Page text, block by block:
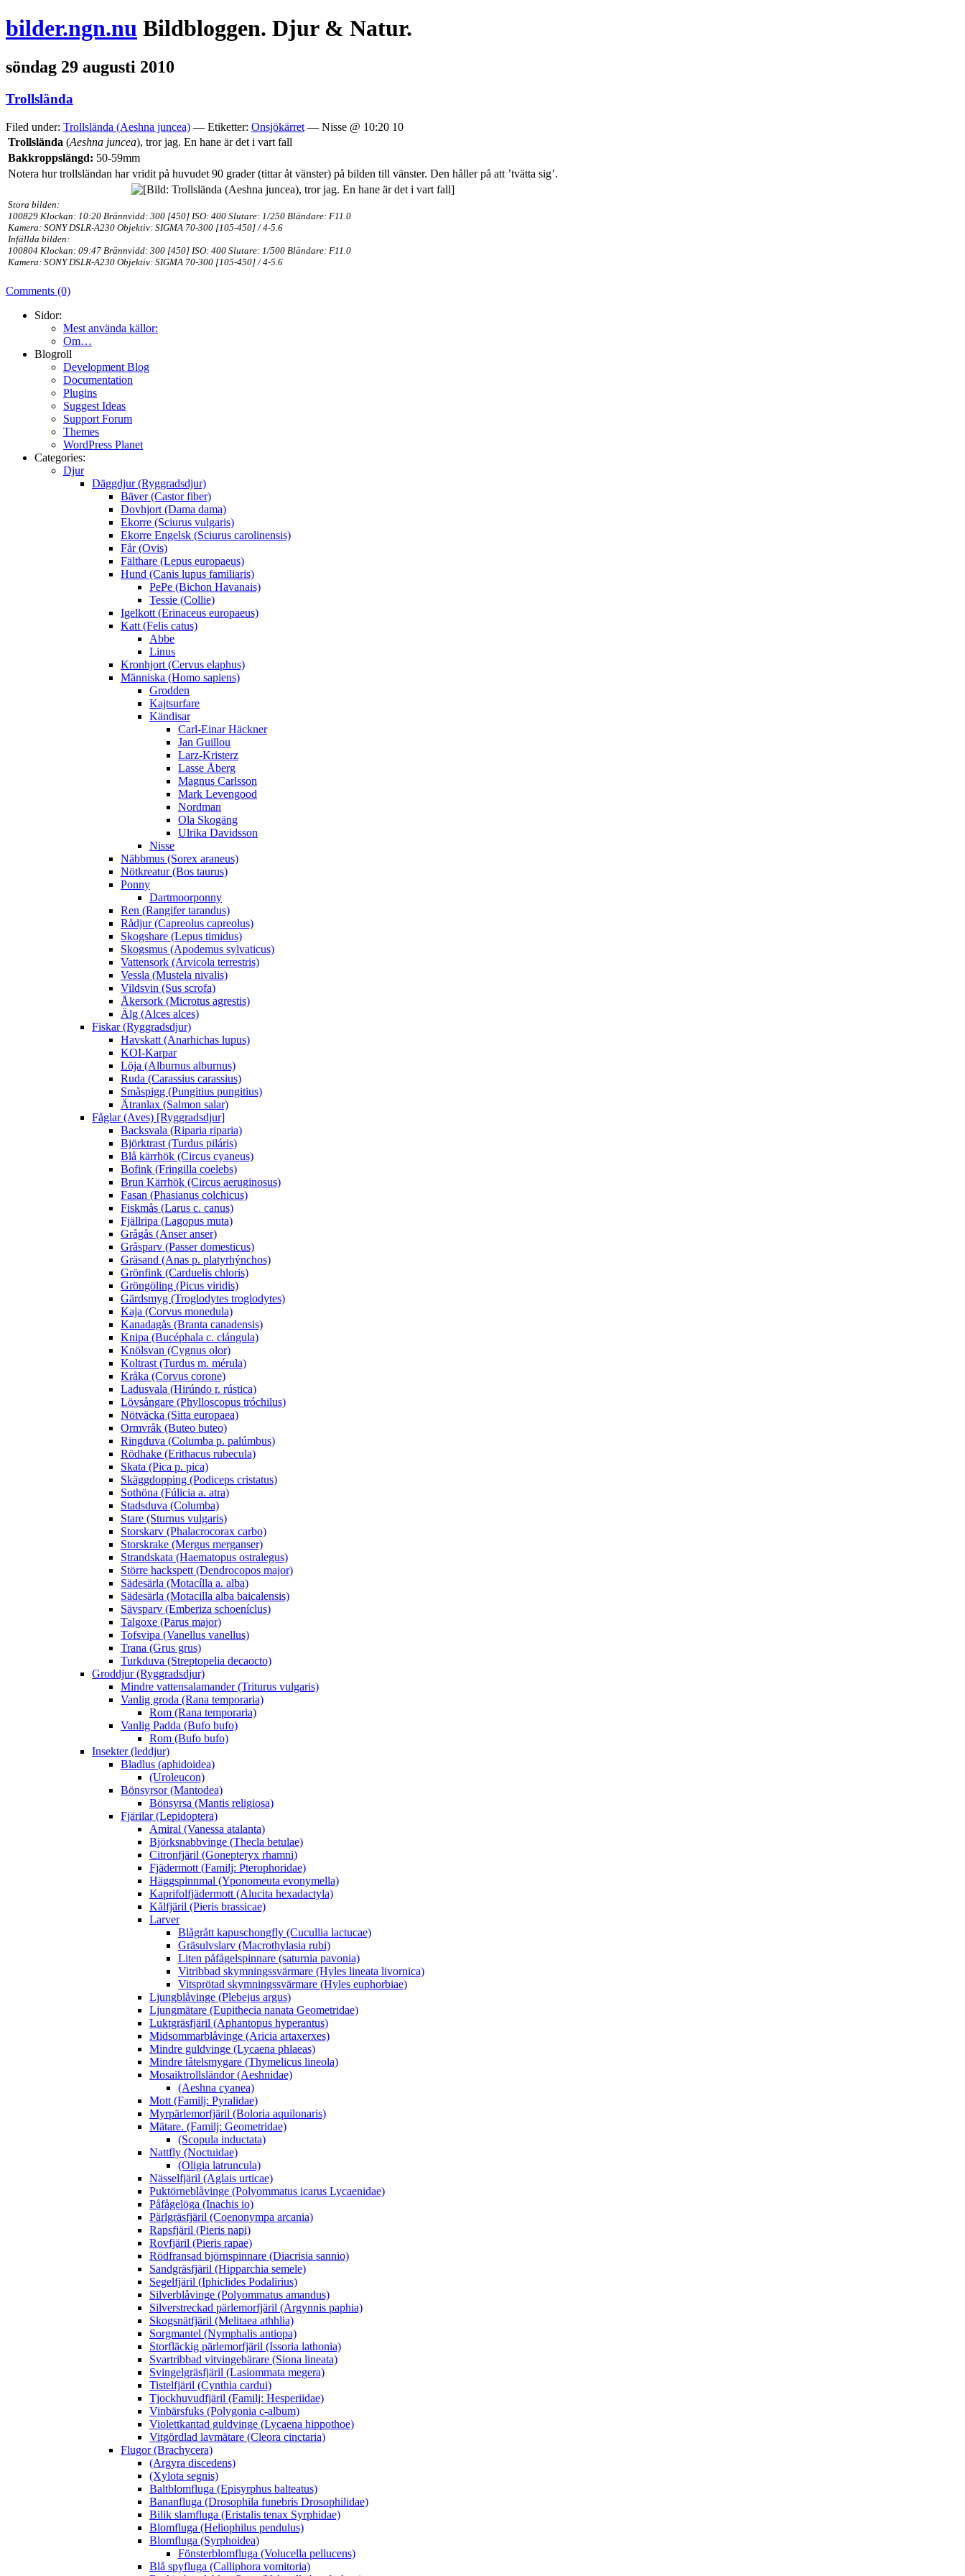
bilder.ngn.nu Bildbloggen. Djur & Natur.
söndag 29 augusti 2010
Trollslända
Filed under: Trollslända (Aeshna juncea) — Etiketter: Onsjökärret — Nisse @ 10:20 10
Trollslända (Aeshna juncea), tror jag. En hane är det i vart fall
Bakkroppslängd: 50-59mm
Notera hur trollsländan har vridit på huvudet 90 grader (tittar åt vänster) på bilden till vänster. Den håller på att ’tvätta sig’.
Stora bilden:
100829 Klockan: 10:20 Brännvidd: 300 [450] ISO: 400 Slutare: 1/250 Bländare: F11.0
Kamera: SONY DSLR-A230 Objektiv: SIGMA 70-300 [105-450] / 4-5.6
Infällda bilden:
100804 Klockan: 09:47 Brännvidd: 300 [450] ISO: 400 Slutare: 1/500 Bländare: F11.0
Kamera: SONY DSLR-A230 Objektiv: SIGMA 70-300 [105-450] / 4-5.6
Comments (0)
Sidor:
Mest använda källor:
Om…
Blogroll
Development Blog
Documentation
Plugins
Suggest Ideas
Support Forum
Themes
WordPress Planet
Categories:
Djur
Däggdjur (Ryggradsdjur)
Bäver (Castor fiber)
Dovhjort (Dama dama)
Ekorre (Sciurus vulgaris)
Ekorre Engelsk (Sciurus carolinensis)
Får (Ovis)
Fälthare (Lepus europaeus)
Hund (Canis lupus familiaris)
PePe (Bichon Havanais)
Tessie (Collie)
Igelkott (Erinaceus europaeus)
Katt (Felis catus)
Abbe
Linus
Kronhjort (Cervus elaphus)
Människa (Homo sapiens)
Grodden
Kajtsurfare
Kändisar
Carl-Einar Häckner
Jan Guillou
Larz-Kristerz
Lasse Åberg
Magnus Carlsson
Mark Levengood
Nordman
Ola Skogäng
Ulrika Davidsson
Nisse
Näbbmus (Sorex araneus)
Nötkreatur (Bos taurus)
Ponny
Dartmoorponny
Ren (Rangifer tarandus)
Rådjur (Capreolus capreolus)
Skogshare (Lepus timidus)
Skogsmus (Apodemus sylvaticus)
Vattensork (Arvicola terrestris)
Vessla (Mustela nivalis)
Vildsvin (Sus scrofa)
Åkersork (Microtus agrestis)
Älg (Alces alces)
Fiskar (Ryggradsdjur)
Havskatt (Anarhichas lupus)
KOI-Karpar
Löja (Alburnus alburnus)
Ruda (Carassius carassius)
Småspigg (Pungitius pungitius)
Ätranlax (Salmon salar)
Fåglar (Aves) [Ryggradsdjur]
Backsvala (Riparia riparia)
Björktrast (Turdus piláris)
Blå kärrhök (Circus cyaneus)
Bofink (Fringilla coelebs)
Brun Kärrhök (Circus aeruginosus)
Fasan (Phasianus colchicus)
Fiskmås (Larus c. canus)
Fjällripa (Lagopus muta)
Grågås (Anser anser)
Gråsparv (Passer domesticus)
Gräsand (Anas p. platyrhýnchos)
Grönfink (Carduelis chloris)
Gröngöling (Picus viridis)
Gärdsmyg (Troglodytes troglodytes)
Kaja (Corvus monedula)
Kanadagås (Branta canadensis)
Knipa (Bucéphala c. clángula)
Knölsvan (Cygnus olor)
Koltrast (Turdus m. mérula)
Kråka (Corvus corone)
Ladusvala (Hirúndo r. rústica)
Lövsångare (Phylloscopus tróchilus)
Nötväcka (Sitta europaea)
Ormvråk (Buteo buteo)
Ringduva (Columba p. palúmbus)
Rödhake (Erithacus rubecula)
Skata (Pica p. pica)
Skäggdopping (Podiceps cristatus)
Sothöna (Fúlicia a. atra)
Stadsduva (Columba)
Stare (Sturnus vulgaris)
Storskarv (Phalacrocorax carbo)
Storskrake (Mergus merganser)
Strandskata (Haematopus ostralegus)
Större hackspett (Dendrocopos major)
Sädesärla (Motacílla a. alba)
Sädesärla (Motacilla alba baicalensis)
Sävsparv (Emberiza schoeníclus)
Talgoxe (Parus major)
Tofsvipa (Vanellus vanellus)
Trana (Grus grus)
Turkduva (Streptopelia decaocto)
Groddjur (Ryggradsdjur)
Mindre vattensalamander (Triturus vulgaris)
Vanlig groda (Rana temporaria)
Rom (Rana temporaria)
Vanlig Padda (Bufo bufo)
Rom (Bufo bufo)
Insekter (leddjur)
Bladlus (aphidoidea)
(Uroleucon)
Bönsyrsor (Mantodea)
Bönsyrsa (Mantis religiosa)
Fjärilar (Lepidoptera)
Amiral (Vanessa atalanta)
Björksnabbvinge (Thecla betulae)
Citronfjäril (Gonepteryx rhamni)
Fjädermott (Familj: Pterophoridae)
Häggspinnmal (Yponomeuta evonymella)
Kaprifolfjädermott (Alucita hexadactyla)
Kålfjäril (Pieris brassicae)
Larver
Blågrått kapuschongfly (Cucullia lactucae)
Gräsulvslarv (Macrothylasia rubi)
Liten påfågelspinnare (saturnia pavonia)
Vitribbad skymningssvärmare (Hyles lineata livornica)
Vitsprötad skymningssvärmare (Hyles euphorbiae)
Ljungblåvinge (Plebejus argus)
Ljungmätare (Eupithecia nanata Geometridae)
Luktgräsfjäril (Aphantopus hyperantus)
Midsommarblåvinge (Aricia artaxerxes)
Mindre guldvinge (Lycaena phlaeas)
Mindre tåtelsmygare (Thymelicus lineola)
Mosaiktrollsländor (Aeshnidae)
(Aeshna cyanea)
Mott (Familj: Pyralidae)
Myrpärlemorfjäril (Boloria aquilonaris)
Mätare. (Familj: Geometridae)
(Scopula inductata)
Nattfly (Noctuidae)
(Oligia latruncula)
Nässelfjäril (Aglais urticae)
Puktörneblåvinge (Polyommatus icarus Lycaenidae)
Påfågelöga (Inachis io)
Pärlgräsfjäril (Coenonympa arcania)
Rapsfjäril (Pieris napi)
Rovfjäril (Pieris rapae)
Rödfransad björnspinnare (Diacrisia sannio)
Sandgräsfjäril (Hipparchia semele)
Segelfjäril (Iphiclides Podalirius)
Silverblåvinge (Polyommatus amandus)
Silverstreckad pärlemorfjäril (Argynnis paphia)
Skogsnätfjäril (Melitaea athhlia)
Sorgmantel (Nymphalis antiopa)
Storfläckig pärlemorfjäril (Issoria lathonia)
Svartribbad vitvingebärare (Siona lineata)
Svingelgräsfjäril (Lasiommata megera)
Tistelfjäril (Cynthia cardui)
Tjockhuvudfjäril (Familj: Hesperiidae)
Vinbärsfuks (Polygonia c-album)
Violettkantad guldvinge (Lycaena hippothoe)
Vitgördlad lavmätare (Cleora cinctaria)
Flugor (Brachycera)
(Argyra discedens)
(Xylota segnis)
Baltblomfluga (Episyrphus balteatus)
Bananfluga (Drosophila funebris Drosophilidae)
Bilik slamfluga (Eristalis tenax Syrphidae)
Blomfluga (Heliophilus pendulus)
Blomfluga (Syrphoidea)
Fönsterblomfluga (Volucella pellucens)
Blå spyfluga (Calliphora vomitoria)